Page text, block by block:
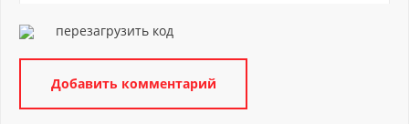
перезагрузить код